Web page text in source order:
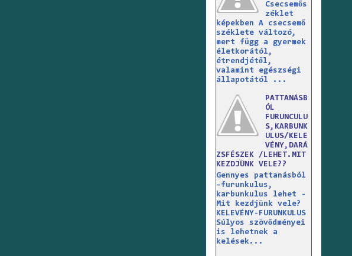
Csecsemős
zéklet
képekben A csecsemő
széklete változó,
mert függ a gyermek
életkorától,
étrendjétől,
valamint egészségi
állapotától ...
PATTANÁSB
ÓL
FURUNCULU
S,KARBUNK
ULUS/KELE
VÉNY,DARÁ
ZSFÉSZEK /LEHET.MIT
KEZDJÜNK VELE??
Gennyes pattanásból
–furunkulus,
karbunkulus lehet -
Mit kezdjünk vele?
KELEVÉNY-FURUNKULUS
Súlyos szövődményei
is lehetnek a
kelések...